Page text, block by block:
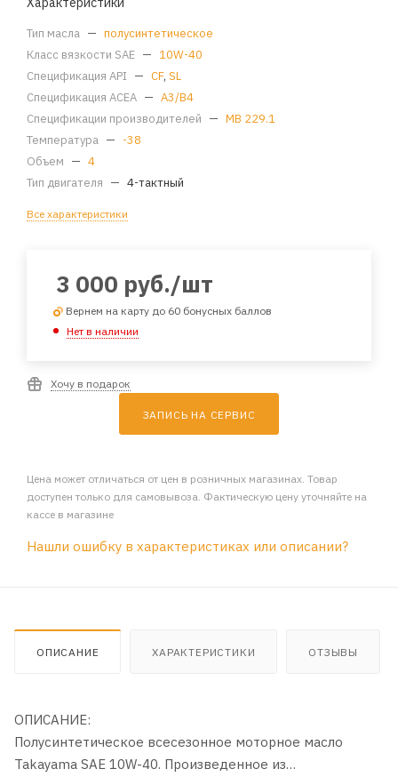
Тип масла — полусинтетическое
Класс вязкости SAE — 10W-40
Спецификация API — CF, SL
Спецификация ACEA — A3/B4
Спецификации производителей — MB 229.1
Температура — -38
Объем — 4
Тип двигателя — 4-тактный
Все характеристики
3 000 руб./шт
Вернем на карту до 60 бонусных баллов
Нет в наличии
Хочу в подарок
ЗАПИСЬ НА СЕРВИС
Цена может отличаться от цен в розничных магазинах. Товар
доступен только для самовывоза. Фактическую цену уточняйте на
кассе в магазине
Нашли ошибку в характеристиках или описании?
ОПИСАНИЕ ХАРАКТЕРИСТИКИ ОТЗЫВЫ
ОПИСАНИЕ:
Полусинтетическое всесезонное моторное масло
Takayama SAE 10W-40. Произведенное из